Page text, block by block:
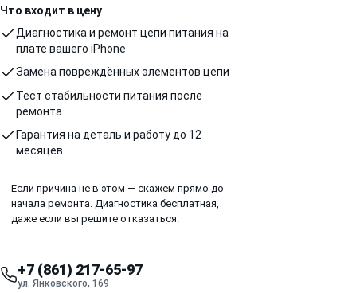
Что входит в цену
Диагностика и ремонт цепи питания на
плате вашего iPhone
Замена повреждённых элементов цепи
Тест стабильности питания после
ремонта
Гарантия на деталь и работу до 12
месяцев
Если причина не в этом — скажем прямо до
начала ремонта. Диагностика бесплатная,
даже если вы решите отказаться.
+7 (861) 217-65-97
ул. Янковского, 169